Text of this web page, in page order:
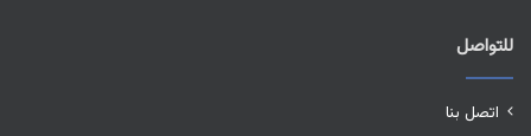
للتواصل
اتصل بنا